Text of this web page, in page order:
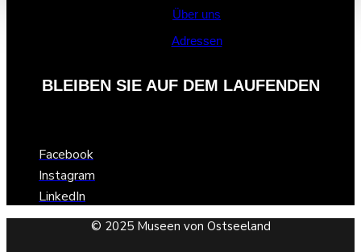
Über uns
Adressen
BLEIBEN SIE AUF DEM LAUFENDEN
Facebook
Instagram
LinkedIn
© 2025 Museen von Ostseeland